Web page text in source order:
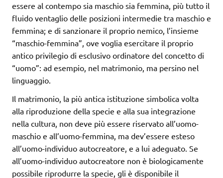
essere al contempo sia maschio sia femmina, più tutto il
fluido ventaglio delle posizioni intermedie tra maschio e
femmina; e di sanzionare il proprio nemico, l’insieme
“maschio-femmina”, ove voglia esercitare il proprio
antico privilegio di esclusivo ordinatore del concetto di
“uomo”: ad esempio, nel matrimonio, ma persino nel
linguaggio.
Il matrimonio, la più antica istituzione simbolica volta
alla riproduzione della specie e alla sua integrazione
nella cultura, non deve più essere riservato all’uomo-
maschio e all’uomo-femmina, ma dev’essere esteso
all’uomo-individuo autocreatore, e a lui adeguato. Se
all’uomo-individuo autocreatore non è biologicamente
possibile riprodurre la specie, gli è disponibile il